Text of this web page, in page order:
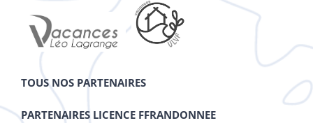
TOUS NOS PARTENAIRES
PARTENAIRES LICENCE FFRANDONNEE